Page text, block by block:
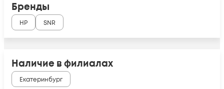
Бренды
HP SNR
Наличие в филиалах
Екатеринбург